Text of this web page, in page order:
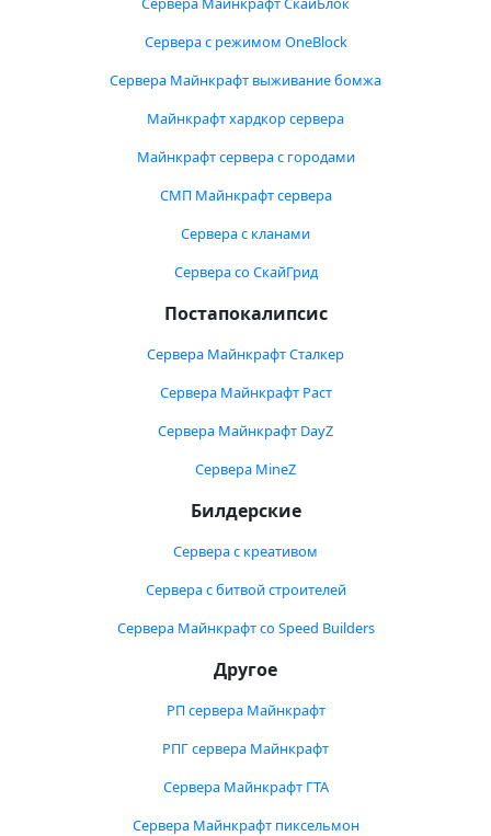
Сервера с режимом OneBlock
Сервера Майнкрафт выживание бомжа
Майнкрафт хардкор сервера
Майнкрафт сервера с городами
СМП Майнкрафт сервера
Сервера с кланами
Сервера со СкайГрид
Постапокалипсис
Сервера Майнкрафт Сталкер
Сервера Майнкрафт Раст
Сервера Майнкрафт DayZ
Сервера MineZ
Билдерские
Сервера с креативом
Сервера с битвой строителей
Сервера Майнкрафт со Speed Builders
Другое
РП сервера Майнкрафт
РПГ сервера Майнкрафт
Сервера Майнкрафт ГТА
Сервера Майнкрафт пиксельмон